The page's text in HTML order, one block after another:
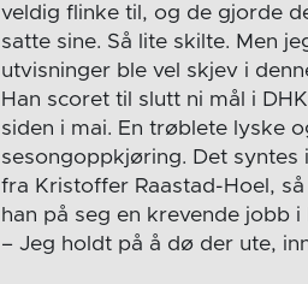
veldig flinke til, og de gjorde
satte sine. Så lite skilte. Men
utvisninger ble vel skjev i
Han scoret til slutt ni mål i
siden i mai. En trøblete lyske
sesongoppkjøring. Det
fra Kristoffer Raastad-Hoel,
han på seg en krevende jobb
– Jeg holdt på å dø der ute,